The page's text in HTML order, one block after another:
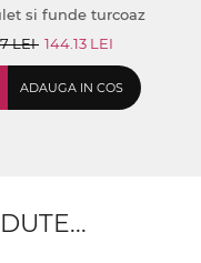
si funde turcoaz
LEI 144.13 LEI
ADAUGA IN COS